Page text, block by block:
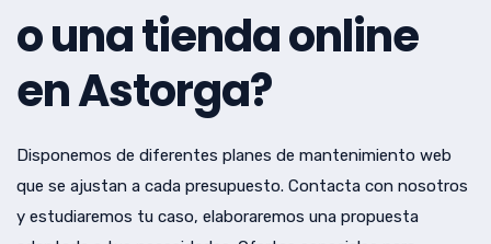
o una tienda online
en Astorga?
Disponemos de diferentes planes de mantenimiento web
que se ajustan a cada presupuesto. Contacta con nosotros
y estudiaremos tu caso, elaboraremos una propuesta